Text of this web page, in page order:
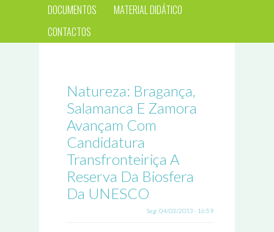
DOCUMENTOS
MATERIAL DIDÁTICO
CONTACTOS
Natureza: Bragança,
Salamanca E Zamora
Avançam Com
Candidatura
Transfronteiriça A
Reserva Da Biosfera
Da UNESCO
Seg, 04/03/2013 - 16:59